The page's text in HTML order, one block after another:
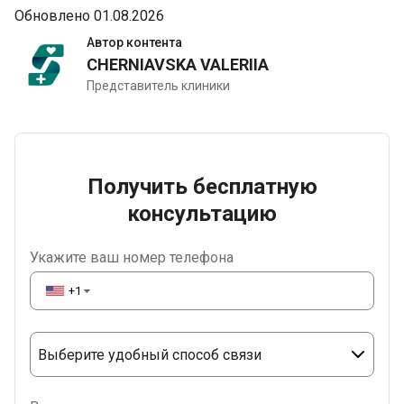
Автор контента
CHERNIAVSKA VALERIIA
Представитель клиники
Обновлено 01.08.2026
Получить бесплатную
консультацию
Укажите ваш номер телефона
+1 ▼
Выберите удобный способ связи